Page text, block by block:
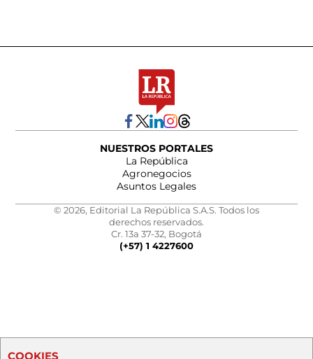
NUESTROS PORTALES
La República
Agronegocios
Asuntos Legales
© 2026, Editorial La República S.A.S. Todos los
derechos reservados.
Cr. 13a 37-32, Bogotá
(+57) 1 4227600
COOKIES